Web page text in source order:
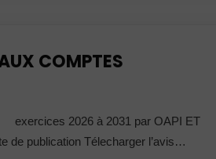
COMPTES
2026 à 2031 par OAPI ET
de publication Télecharger l’avis…